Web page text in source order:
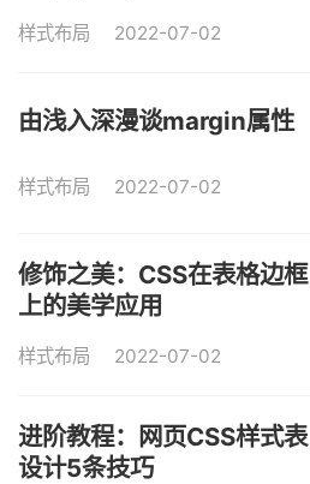
样式布局 2022-07-02
由浅入深漫谈margin属性
样式布局 2022-07-02
修饰之美：CSS在表格边框
上的美学应用
样式布局 2022-07-02
进阶教程：网页CSS样式表
设计5条技巧